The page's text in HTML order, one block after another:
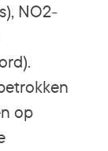
NO2-
op